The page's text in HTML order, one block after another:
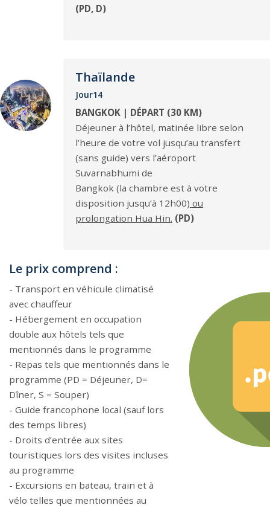
(PD, D)
Thaïlande
Jour14
BANGKOK | DÉPART (30 KM)
Déjeuner à l’hôtel, matinée libre selon
l’heure de votre vol jusqu’au transfert
(sans guide) vers l’aéroport
Suvarnabhumi de
Bangkok (la chambre est à votre
disposition jusqu’à 12h00) ou
prolongation Hua Hin. (PD)
Le prix comprend :
- Transport en véhicule climatisé
avec chauffeur
- Hébergement en occupation
double aux hôtels tels que
mentionnés dans le programme
- Repas tels que mentionnés dans le
programme (PD = Déjeuner, D=
Dîner, S = Souper)
- Guide francophone local (sauf lors
des temps libres)
- Droits d’entrée aux sites
touristiques lors des visites incluses
au programme
- Excursions en bateau, train et à
vélo telles que mentionnées au